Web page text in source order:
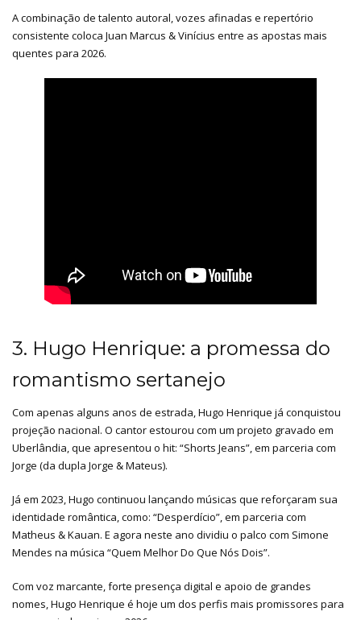
A combinação de talento autoral, vozes afinadas e repertório
consistente coloca Juan Marcus & Vinícius entre as apostas mais
quentes para 2026.
3. Hugo Henrique: a promessa do
romantismo sertanejo
Com apenas alguns anos de estrada, Hugo Henrique já conquistou
projeção nacional. O cantor estourou com um projeto gravado em
Uberlândia, que apresentou o hit: “Shorts Jeans”, em parceria com
Jorge (da dupla Jorge & Mateus).
Já em 2023, Hugo continuou lançando músicas que reforçaram sua
identidade romântica, como: “Desperdício”, em parceria com
Matheus & Kauan. E agora neste ano dividiu o palco com Simone
Mendes na música “Quem Melhor Do Que Nós Dois”.
Com voz marcante, forte presença digital e apoio de grandes
nomes, Hugo Henrique é hoje um dos perfis mais promissores para